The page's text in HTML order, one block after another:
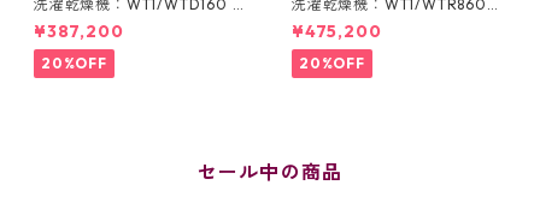
洗濯乾燥機：WT1/WTD160 W
CS
¥387,200
20%OFF
洗濯乾燥機：WT1/WTR860
WPM
¥475,200
20%OFF
セール中の商品